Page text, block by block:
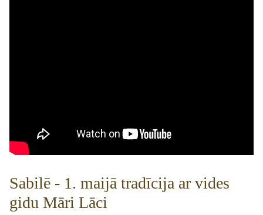
Sabilē - 1. maijā tradīcija ar vides
gidu Māri Lāci